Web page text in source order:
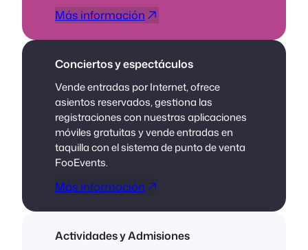
Más información
Conciertos y espectáculos
Vende entradas por Internet, ofrece
asientos reservados, gestiona las
registraciones con nuestras aplicaciones
móviles gratuitas y vende entradas en
taquilla con el sistema de punto de venta
FooEvents.
Más información
Actividades y Admisiones